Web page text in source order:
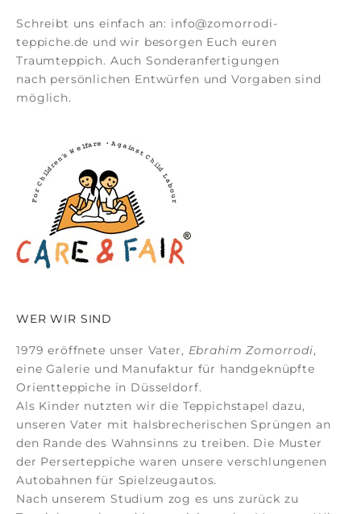
Schreibt uns einfach an: info@zomorrodi-
teppiche.de und wir besorgen Euch euren
Traumteppich. Auch Sonderanfertigungen
nach persönlichen Entwürfen und Vorgaben sind
möglich.
WER WIR SIND
1979 eröffnete unser Vater, Ebrahim Zomorrodi,
eine Galerie und Manufaktur für handgeknüpfte
Orientteppiche in Düsseldorf.
Als Kinder nutzten wir die Teppichstapel dazu,
unseren Vater mit halsbrecherischen Sprüngen an
den Rande des Wahnsinns zu treiben. Die Muster
der Perserteppiche waren unsere verschlungenen
Autobahnen für Spielzeugautos.
Nach unserem Studium zog es uns zurück zu